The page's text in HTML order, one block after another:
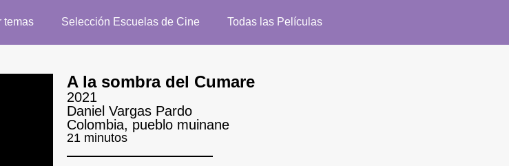
temas Selección Escuelas de Cine Todas las Películas
A la sombra del Cumare
2021
Daniel Vargas Pardo
Colombia, pueblo muinane
21 minutos